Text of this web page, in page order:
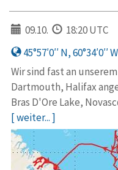
09.10.
18:20 UTC
45°57′0′′ N, 60°34′0′′ W
Wir sind fast an
Dartmouth, Halifax
Bras D'Ore Lake,
[ weiter... ]